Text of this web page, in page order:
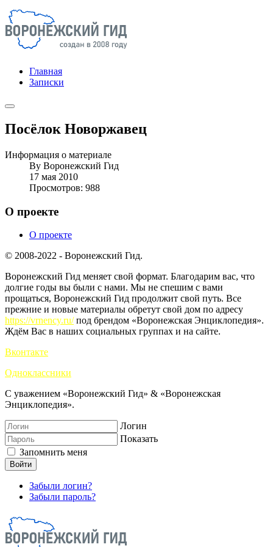
Главная
Записки
Посёлок Новоржавец
Информация о материале
By Воронежский Гид
17 мая 2010
Просмотров: 988
О проекте
О проекте
© 2008-2022 - Воронежский Гид.
Воронежский Гид меняет свой формат. Благодарим вас, что
долгие годы вы были с нами. Мы не спешим с вами
прощаться, Воронежский Гид продолжит свой путь. Все
прежние и новые материалы обретут свой дом по адресу
https://vrnency.ru/под брендом «Воронежская Энциклопедия».
Ждём Вас в наших социальных группах и на сайте.
Вконтакте
Одноклассники
С уважением «Воронежский Гид» & «Воронежская
Энциклопедия».
Логин
Показать
Запомнить меня
Войти
Забыли логин?
Забыли пароль?